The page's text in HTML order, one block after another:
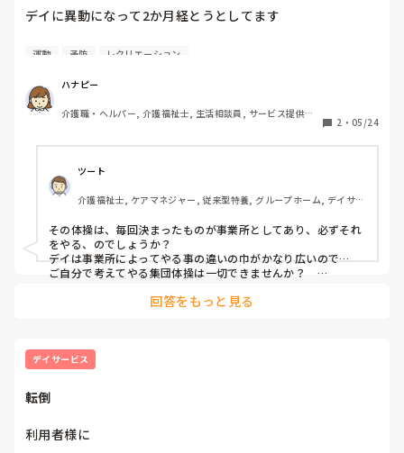
感じです。
デイに異動になって2か月経とうとしてます
必死で喰らいつく毎日
最近では予防体操の対象の人たちに
運動を一緒に行う支援があるのですが
苦戦しています
自分も覚えるのにやっとなので
教えるというか一緒にやるのは
本当に難しい。
深く考えてはいけないのかもですが、、
スムーズにはいかないです
運動 予防 レクリエーション
ハナピー
介護職・ヘルパー, 介護福祉士, 生活相談員, サービス提供責
2 ・ 05/24
ツート
介護福祉士, ケアマネジャー, 従来型特養, グループホーム, デイサー
その体操は、毎回決まったものが事業所としてあり、必ずそれ
をやる、のでしょうか？
デイは事業所によってやる事の違いの巾がかなり広いので…
ご自分で考えてやる集団体操は一切できませんか？
体操、全く職員が自由にやる機能訓練など、色々あります、事
こう申してはいけないかもですが、多少間違えても、楽しまれ
て、その結果利用者さんも落ち着いて、時にはにこやかなシー
義な事をされているので、ちょっとどーこー間違い…などあっ
回答をもっと見る
デイサービス
転倒
利用者様に